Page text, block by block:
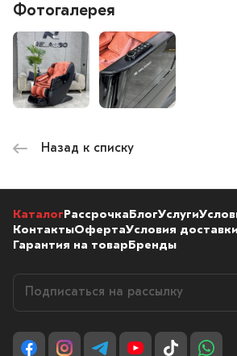
Фотогалерея
Назад к списку
КаталогРассрочкаБлогУслуги
КонтактыОфертаУсловия доставки
Гарантия на товарБренды